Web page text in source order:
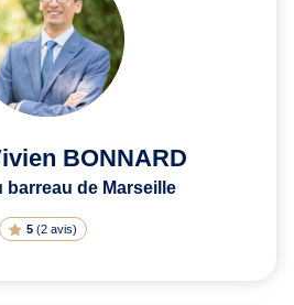
BONNARD
barreau de Marseille
5(2 avis)